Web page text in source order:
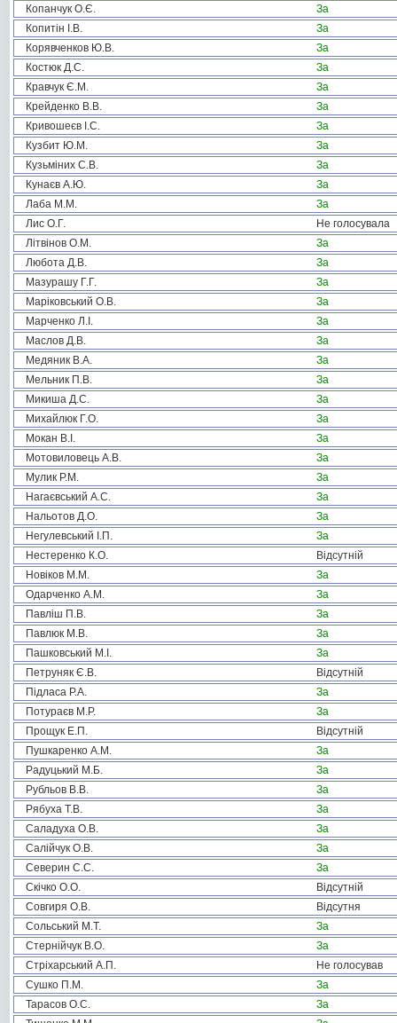
Копанчук О.Є.
За
Копитін І.В.
За
Корявченков Ю.В.
За
Костюк Д.С.
За
Кравчук Є.М.
За
Крейденко В.В.
За
Кривошеєв І.С.
За
Кузбит Ю.М.
За
Кузьміних С.В.
За
Кунаєв А.Ю.
За
Лаба М.М.
За
Лис О.Г.
Не голосувала
Літвінов О.М.
За
Любота Д.В.
За
Мазурашу Г.Г.
За
Маріковський О.В.
За
Марченко Л.І.
За
Маслов Д.В.
За
Медяник В.А.
За
Мельник П.В.
За
Микиша Д.С.
За
Михайлюк Г.О.
За
Мокан В.І.
За
Мотовиловець А.В.
За
Мулик Р.М.
За
Нагаєвський А.С.
За
Нальотов Д.О.
За
Негулевський І.П.
За
Нестеренко К.О.
Відсутній
Новіков М.М.
За
Одарченко А.М.
За
Павліш П.В.
За
Павлюк М.В.
За
Пашковський М.І.
За
Петруняк Є.В.
Відсутній
Підласа Р.А.
За
Потураєв М.Р.
За
Прощук Е.П.
Відсутній
Пушкаренко А.М.
За
Радуцький М.Б.
За
Рубльов В.В.
За
Рябуха Т.В.
За
Саладуха О.В.
За
Салійчук О.В.
За
Северин С.С.
За
Скічко О.О.
Відсутній
Совгиря О.В.
Відсутня
Сольський М.Т.
За
Стернійчук В.О.
За
Стріхарський А.П.
Не голосував
Сушко П.М.
За
Тарасов О.С.
За